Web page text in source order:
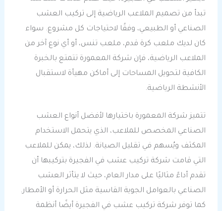
تبدأ من تصميم الملاعب الرياضية إلى تركيب العشب
الصناعي أو الطبيعي، وفقًا لاحتياجات كل مشروع. سواء
كان لديك ملعب كرة قدم، ملعب تنس، أو أي نوع آخر من
الملاعب الرياضية، فإن شركة المعمورة تتمتع بالخبرة
الكافية لتحويل المساحات إلى أماكن مهيأة لاستقبال
الأنشطة الرياضية.
تتميز شركة المعمورة باختيارها لأفضل أنواع العشب
الصناعي المخصص للملاعب، الذي يتحمل الاستخدام
المكثف ويُسهم في تقليل الصيانة. لذلك، يمكن للملاعب
التي قامت شركة تركيب عشب في الفجيرة بتركيبها أن
تقدم أداءً مثاليًا على مدار العام، حيث لا يتأثر العشب
الصناعي بالعوامل الجوية القاسية مثل الحرارة أو الأمطار.
كما توفر شركة تركيب عشب في الفجيرة أيضًا أنظمة